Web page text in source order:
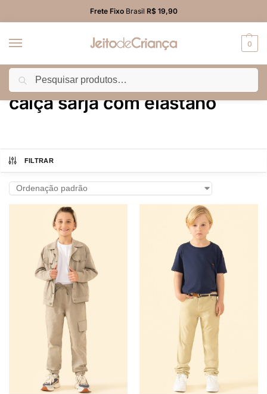
Frete FixoBrasil R$ 19,90
0
Início Produtos marcados com a tag “calça sarja com elastano”
calça sarja com elastano
FILTRAR